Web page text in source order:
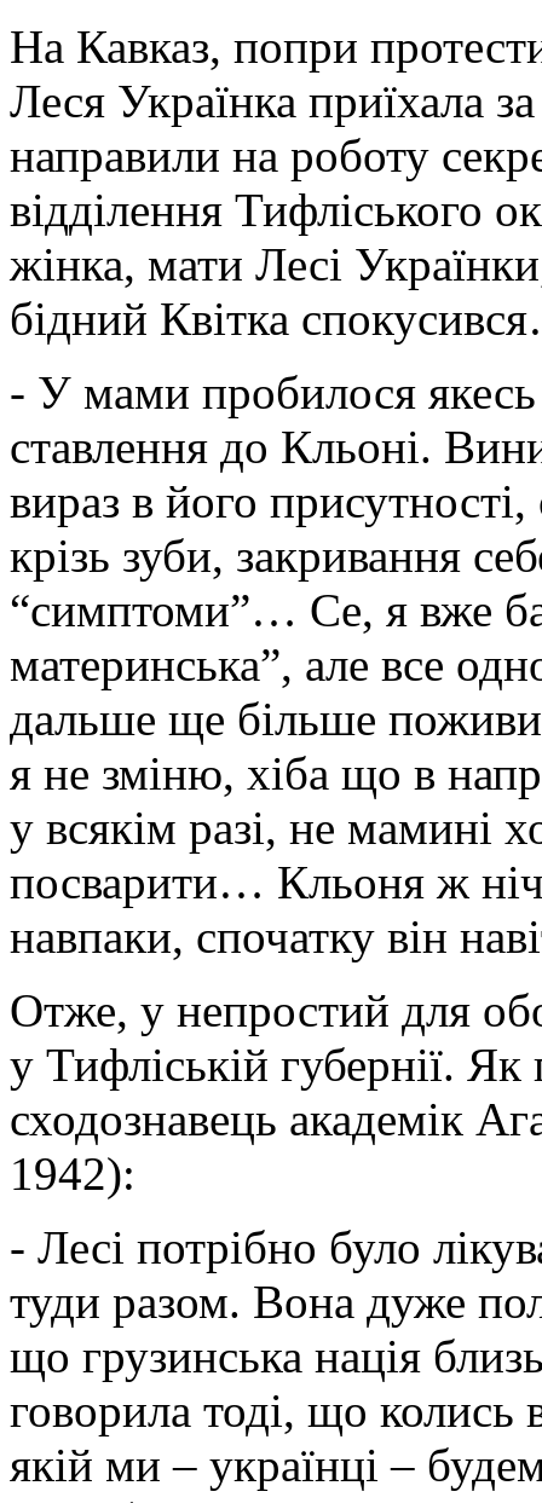
На Кавказ, попри
Леся Українка приїхала
направили на роботу
відділення Тифліського
жінка, мати Лесі
бідний Квітка
- У мами пробилося якесь
ставлення до Кльоні.
вираз в його
крізь зуби, закривання
“симптоми”… Се, я вже
материнська”, але все
дальше ще більше
я не зміню, хіба що в
у всякім разі, не мамині
посварити… Кльоня ж
навпаки, спочатку він
Отже, у непростий для
у Тифліській губернії.
сходознавець академік
1942):
- Лесі потрібно було
туди разом. Вона дуже
що грузинська нація
говорила тоді, що колись
якій ми – українці –